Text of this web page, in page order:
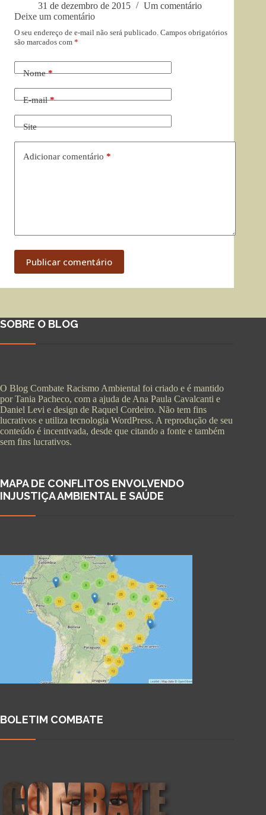
31 de dezembro de 2015
Um comentário
Deixe um comentário
O seu endereço de e-mail não será publicado. Campos obrigatórios
são marcados com *
Nome*
E-mail*
Site
Adicionar comentário *
Publicar comentário
SOBRE O BLOG
O Blog Combate Racismo Ambiental foi criado e é mantido
por Tania Pacheco, com a ajuda de Ana Paula Cavalcanti e
Daniel Levi e design de Raquel Cordeiro. Não tem fins
lucrativos e utiliza tecnologia WordPress. A reprodução de seu
conteúdo é incentivada, desde que citando a fonte e também
sem fins lucrativos.
MAPA DE CONFLITOS ENVOLVENDO
INJUSTIÇA AMBIENTAL E SAÚDE
BOLETIM COMBATE